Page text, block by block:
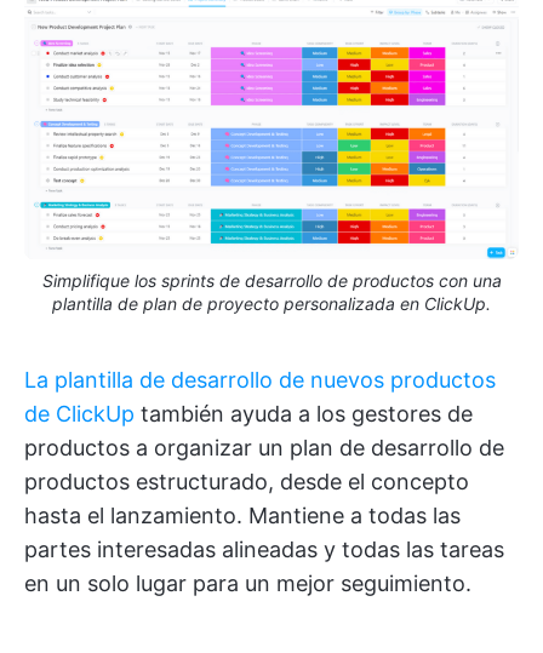
Simplifique los sprints de desarrollo de productos con una
plantilla de plan de proyecto personalizada en ClickUp.
La plantilla de desarrollo de nuevos productos
de ClickUp también ayuda a los gestores de
productos a organizar un plan de desarrollo de
productos estructurado, desde el concepto
hasta el lanzamiento. Mantiene a todas las
partes interesadas alineadas y todas las tareas
en un solo lugar para un mejor seguimiento.